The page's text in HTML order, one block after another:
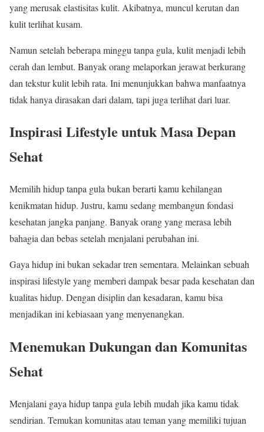
yang merusak elastisitas kulit. Akibatnya, muncul kerutan dan
kulit terlihat kusam.
Namun setelah beberapa minggu tanpa gula, kulit menjadi lebih
cerah dan lembut. Banyak orang melaporkan jerawat berkurang
dan tekstur kulit lebih rata. Ini menunjukkan bahwa manfaatnya
tidak hanya dirasakan dari dalam, tapi juga terlihat dari luar.
Inspirasi Lifestyle untuk Masa Depan
Sehat
Memilih hidup tanpa gula bukan berarti kamu kehilangan
kenikmatan hidup. Justru, kamu sedang membangun fondasi
kesehatan jangka panjang. Banyak orang yang merasa lebih
bahagia dan bebas setelah menjalani perubahan ini.
Gaya hidup ini bukan sekadar tren sementara. Melainkan sebuah
inspirasi lifestyle yang memberi dampak besar pada kesehatan dan
kualitas hidup. Dengan disiplin dan kesadaran, kamu bisa
menjadikan ini kebiasaan yang menyenangkan.
Menemukan Dukungan dan Komunitas
Sehat
Menjalani gaya hidup tanpa gula lebih mudah jika kamu tidak
sendirian. Temukan komunitas atau teman yang memiliki tujuan